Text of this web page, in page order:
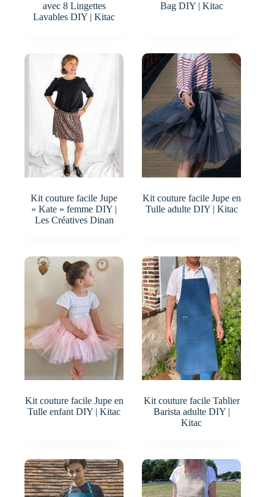
avec 8 Lingettes
Lavables DIY | Kitac
Bag DIY | Kitac
Kit couture facile Jupe
« Kate » femme DIY |
Les Créatives Dinan
Kit couture facile Jupe en
Tulle adulte DIY | Kitac
Kit couture facile Jupe en
Tulle enfant DIY | Kitac
Kit couture facile Tablier
Barista adulte DIY |
Kitac